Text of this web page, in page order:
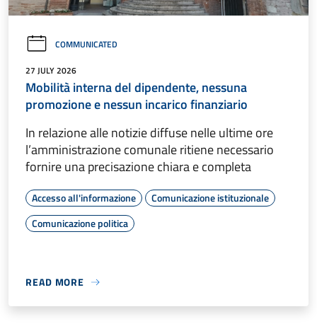
COMMUNICATED
27 JULY 2026
Mobilità interna del dipendente, nessuna
promozione e nessun incarico finanziario
In relazione alle notizie diffuse nelle ultime ore
l’amministrazione comunale ritiene necessario
fornire una precisazione chiara e completa
Accesso all'informazione
Comunicazione istituzionale
Comunicazione politica
READ MORE